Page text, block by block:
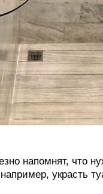
напомнят, что
украсть